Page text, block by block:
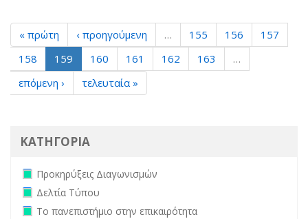
« πρώτη ‹ προηγούμενη … 155 156
157
158
159 160 161 162 163
…
επόμενη ›
τελευταία »
ΚΑΤΗΓΟΡΙΑ
Remove Προκηρύξεις Διαγωνισμών filter
Προκηρύξεις Διαγωνισμών
Remove Δελτία Τύπου filter
Δελτία Τύπου
Remove Το πανεπιστήμιο στην επικαιρότητα filter
Το πανεπιστήμιο στην επικαιρότητα